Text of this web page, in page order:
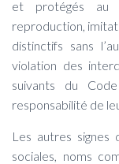
et protégés au
reproduction,
distinctifs sans
violation des
suivants du
responsabilité de
Les autres signes
sociales, noms